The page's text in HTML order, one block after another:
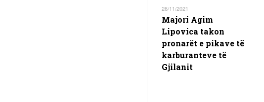
26/11/2021
Majori Agim
Lipovica takon
pronarët e pikave të
karburanteve të
Gjilanit